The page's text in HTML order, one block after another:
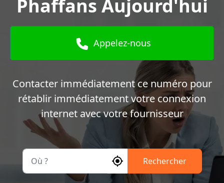
Phaffans Aujourd'hui
Appelez-nous
Contacter immédiatement ce numéro pour
rétablir immédiatement votre connexion
internet avec votre fournisseur
Rechercher